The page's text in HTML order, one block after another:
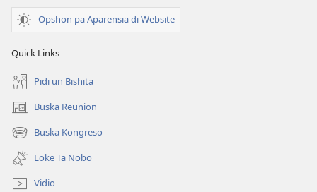
Opshon pa Aparensia di Website
Quick Links
Pidi un Bishita
Buska Reunion
(opens
new
window)
Buska Kongreso
(opens
new
window)
Loke Ta Nobo
Vidio